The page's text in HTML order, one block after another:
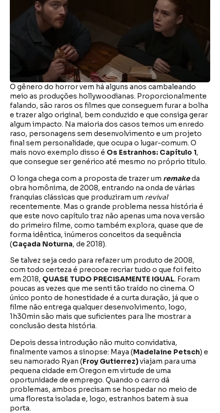
O gênero do horror vem há alguns anos cambaleando
meio as produções hollywoodianas. Proporcionalmente
falando, são raros os filmes que conseguem furar a bolha
e trazer algo original, bem conduzido e que consiga gerar
algum impacto. Na maioria dos casos temos um enredo
raso, personagens sem desenvolvimento e um projeto
final sem personalidade, que ocupa o lugar-comum. O
mais novo exemplo disso é Os Estranhos: Capítulo 1,
que consegue ser genérico até mesmo no próprio título.
O longa chega com a proposta de trazer um remakeda
obra homônima, de 2008, entrando na onda de várias
franquias clássicas que produziram um revival
recentemente. Mas o grande problema nessa história é
que este novo capítulo traz não apenas uma nova versão
do primeiro filme, como também explora, quase que de
forma idêntica, inúmeros conceitos da sequência
(Caçada Noturna, de 2018).
Se talvez seja cedo para refazer um produto de 2008,
com todo certeza é precoce recriar tudo o que foi feito
em 2018, QUASE TUDO PRECISAMENTE IGUAL. Foram
poucas as vezes que me senti tão traído no cinema. O
único ponto de honestidade é a curta duração, já que o
filme não entrega qualquer desenvolvimento, logo,
1h30min são mais que suficientes para lhe mostrar a
conclusão desta história.
Depois dessa introdução não muito convidativa,
finalmente vamos a sinopse: Maya (Madelaine Petsch) e
seu namorado Ryan (Froy Gutierrez)viajam para uma
pequena cidade em Oregon em virtude de uma
oportunidade de emprego. Quando o carro dá
problemas, ambos precisam se hospedar no meio de
uma floresta isolada e, logo, estranhos batem à sua
porta.